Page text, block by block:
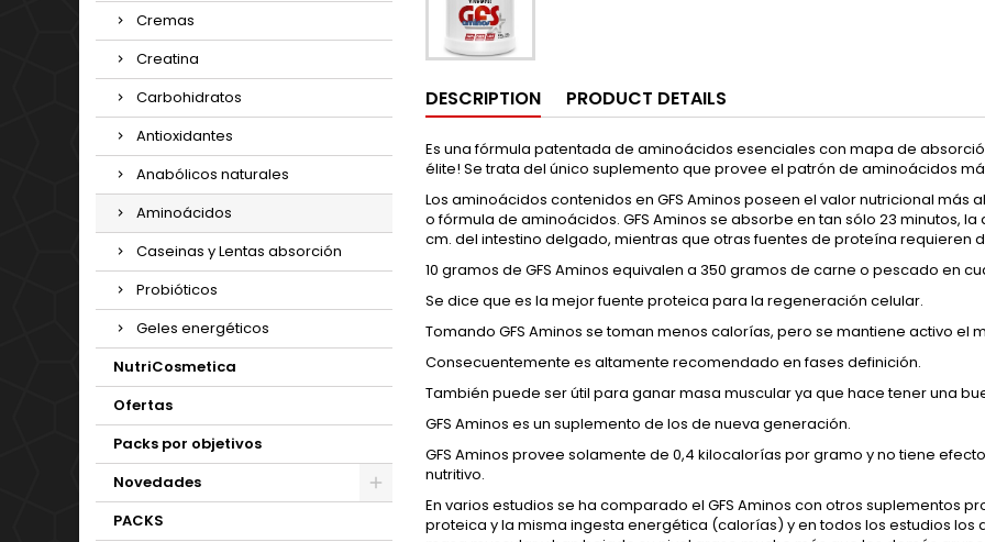
Cremas
Creatina
Carbohidratos
Antioxidantes
Anabólicos naturales
Aminoácidos
Caseinas y Lentas absorción
Probióticos
Geles energéticos
NutriCosmetica
Ofertas
Packs por objetivos
Novedades
PACKS
DESCRIPTION PRODUCT DETAILS
Es una fórmula patentada de aminoácidos esenciales con mapa de
élite! Se trata del único suplemento que provee el patrón de aminoácidos
Los aminoácidos contenidos en GFS Aminos poseen el valor nutricional
o fórmula de aminoácidos. GFS Aminos se absorbe en tan sólo 23 minutos,
cm. del intestino delgado, mientras que otras fuentes de proteína requieren
10 gramos de GFS Aminos equivalen a 350 gramos de carne o pescado en
Se dice que es la mejor fuente proteica para la regeneración celular.
Tomando GFS Aminos se toman menos calorías, pero se mantiene activo el
Consecuentemente es altamente recomendado en fases definición.
También puede ser útil para ganar masa muscular ya que hace tener una
GFS Aminos es un suplemento de los de nueva generación.
GFS Aminos provee solamente de 0,4 kilocalorías por gramo y no tiene
nutritivo.
En varios estudios se ha comparado el GFS Aminos con otros suplementos
proteica y la misma ingesta energética (calorías) y en todos los estudios los